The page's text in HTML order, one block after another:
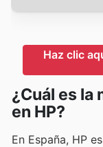
Haz clic
¿Cuál es la
en HP?
En España, HP